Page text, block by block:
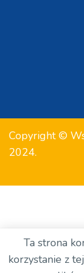
Copyright ©
2024.
Ta strona
korzystanie z